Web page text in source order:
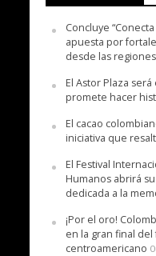
Concluye
apuesta por
desde las regiones
El Astor Plaza
promete hacer
El cacao
iniciativa que
El Festival
Humanos abrirá
dedicada a la
¡Por el oro!
en la gran final
centroamericano